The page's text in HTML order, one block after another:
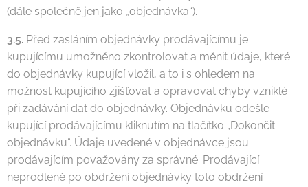
(dále společně jen jako „objednávka“).
3.5. Před zasláním objednávky prodávajícímu je
kupujícímu umožněno zkontrolovat a měnit údaje, které
do objednávky kupující vložil, a to i s ohledem na
možnost kupujícího zjišťovat a opravovat chyby vzniklé
při zadávání dat do objednávky. Objednávku odešle
kupující prodávajícímu kliknutím na tlačítko „Dokončit
objednávku“. Údaje uvedené v objednávce jsou
prodávajícím považovány za správné. Prodávající
neprodleně po obdržení objednávky toto obdržení